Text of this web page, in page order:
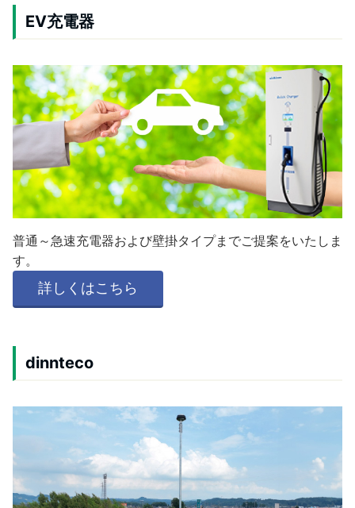
EV充電器
普通～急速充電器および壁掛タイプまでご提案をいたしま
す。
詳しくはこちら
dinnteco